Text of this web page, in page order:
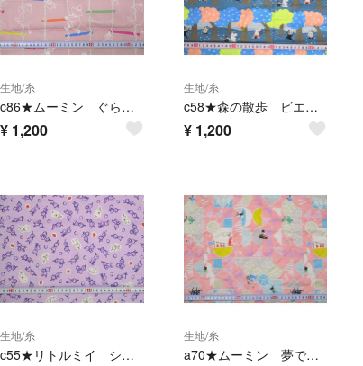
生地/糸
c86★ムーミン ぐらぐら 綿サテン生地★
¥ 1,200
生地/糸
c58★森の散歩 ビエラ生地★
¥ 1,200
生地/糸
c55★リトルミイ シーチング生地★
生地/糸
a70★ムーミン 夢で会いましょう キルティング生地★